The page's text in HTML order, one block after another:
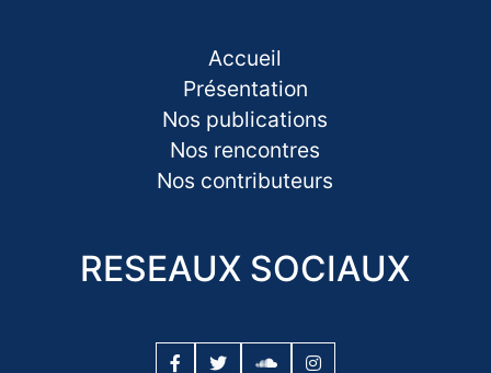
Accueil
Présentation
Nos publications
Nos rencontres
Nos contributeurs
RESEAUX SOCIAUX